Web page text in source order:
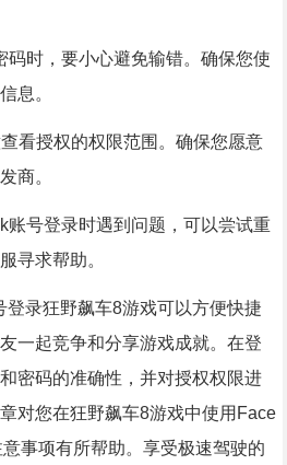
码时，要小心避免输错。确保您使
息。
看授权的权限范围。确保您愿意
商。
账号登录时遇到问题，可以尝试重
寻求帮助。
录狂野飙车8游戏可以方便快捷
一起竞争和分享游戏成就。在登
密码的准确性，并对授权权限进
对您在狂野飙车8游戏中使用Face
事项有所帮助。享受极速驾驶的